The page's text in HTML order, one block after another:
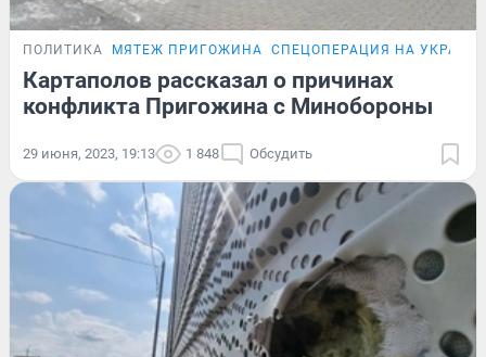
ПОЛИТИКА МЯТЕЖ ПРИГОЖИНА СПЕЦОПЕРАЦИЯ НА
Картаполов рассказал о причинах
конфликта Пригожина с Минобороны
29 июня, 2023, 19:13 1 848 Обсудить